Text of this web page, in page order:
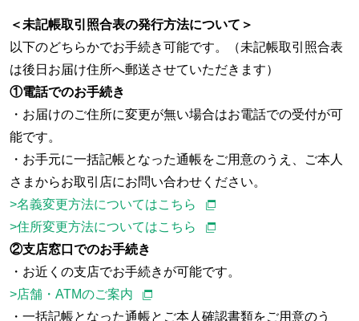
＜未記帳取引照合表の発行方法について＞
以下のどちらかでお手続き可能です。（未記帳取引照合表
は後日お届け住所へ郵送させていただきます）
①電話でのお手続き
・お届けのご住所に変更が無い場合はお電話での受付が可
能です。
・お手元に一括記帳となった通帳をご用意のうえ、ご本人
さまからお取引店にお問い合わせください。
>名義変更方法についてはこちら
>住所変更方法についてはこちら
②支店窓口でのお手続き
・お近くの支店でお手続きが可能です。
>店舗・ATMのご案内
・一括記帳となった通帳とご本人確認書類をご用意のう